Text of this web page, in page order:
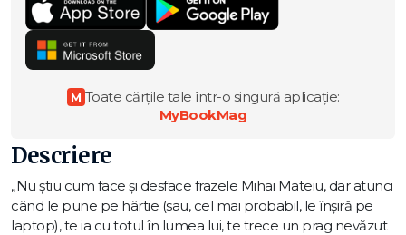
M Toate cărțile tale într-o singură aplicație:
MyBookMag
Descriere
„Nu știu cum face și desface frazele Mihai Mateiu, dar atunci
când le pune pe hârtie (sau, cel mai probabil, le înșiră pe
laptop), te ia cu totul în lumea lui, te trece un prag nevăzut